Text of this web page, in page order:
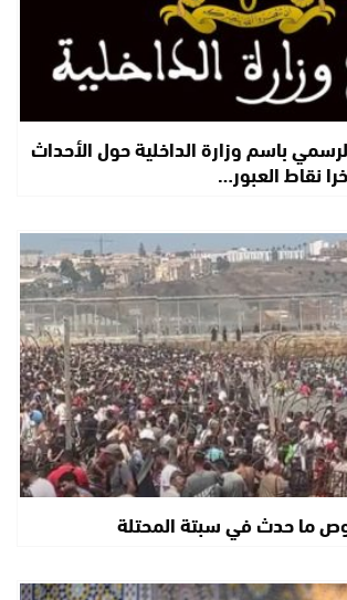
باسم وزارة الداخلية حول الأحداث
نقاط العبور…
ما حدث في سبتة المحتلة